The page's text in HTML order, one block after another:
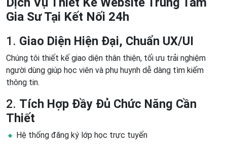
Gia Sư Tại Kết Nối 24h
1. Giao Diện Hiện Đại, Chuẩn UX/UI
Chúng tôi thiết kế giao diện thân thiện, tối ưu trải nghiệm
người dùng giúp học viên và phụ huynh dễ dàng tìm kiếm
thông tin.
2. Tích Hợp Đầy Đủ Chức Năng Cần
Thiết
Hệ thống đăng ký lớp học trực tuyến